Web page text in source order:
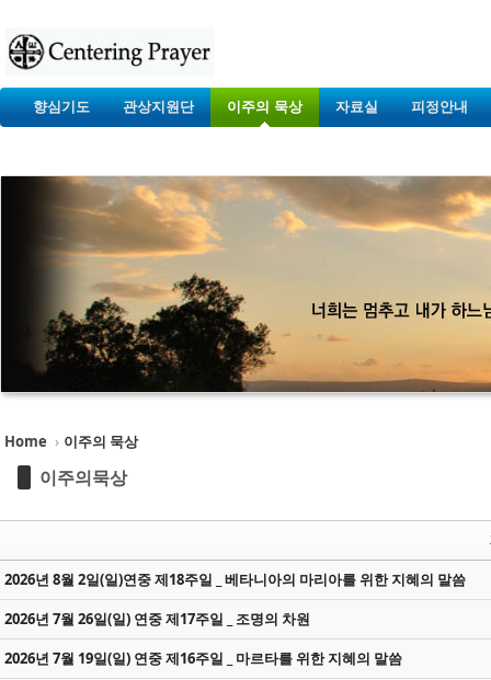
향심기도 관상지원단 이주의 묵상 자료실 피정안내
Home › 이주의 묵상
이주의묵상
2026년 8월 2일(일)연중 제18주일 _ 베타니아의 마리아를 위한 지혜의 말씀
2026년 7월 26일(일) 연중 제17주일 _ 조명의 차원
2026년 7월 19일(일) 연중 제16주일 _ 마르타를 위한 지혜의 말씀
Sketchbook5, 스케치북5
Sketchbook5, 스케치북5